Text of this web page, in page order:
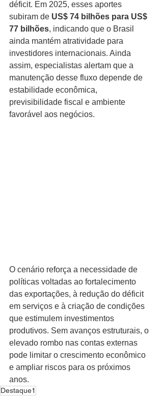
déficit. Em 2025, esses aportes
subiram de US$ 74 bilhões para US$
77 bilhões, indicando que o Brasil
ainda mantém atratividade para
investidores internacionais. Ainda
assim, especialistas alertam que a
manutenção desse fluxo depende de
estabilidade econômica,
previsibilidade fiscal e ambiente
favorável aos negócios.
O cenário reforça a necessidade de
políticas voltadas ao fortalecimento
das exportações, à redução do déficit
em serviços e à criação de condições
que estimulem investimentos
produtivos. Sem avanços estruturais, o
elevado rombo nas contas externas
pode limitar o crescimento econômico
e ampliar riscos para os próximos
anos.
Destaque1